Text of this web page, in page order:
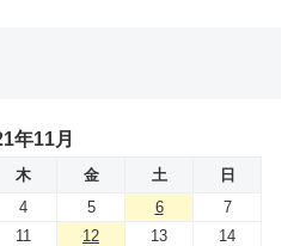
年11月
木 金 土
日
4 5 6
7
11 12 13
14